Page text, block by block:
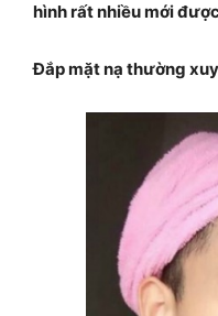
hình rất nhiều mới
Đắp mặt nạ thường